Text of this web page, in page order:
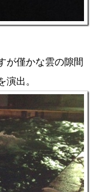
が僅かな雲の隙間
出。